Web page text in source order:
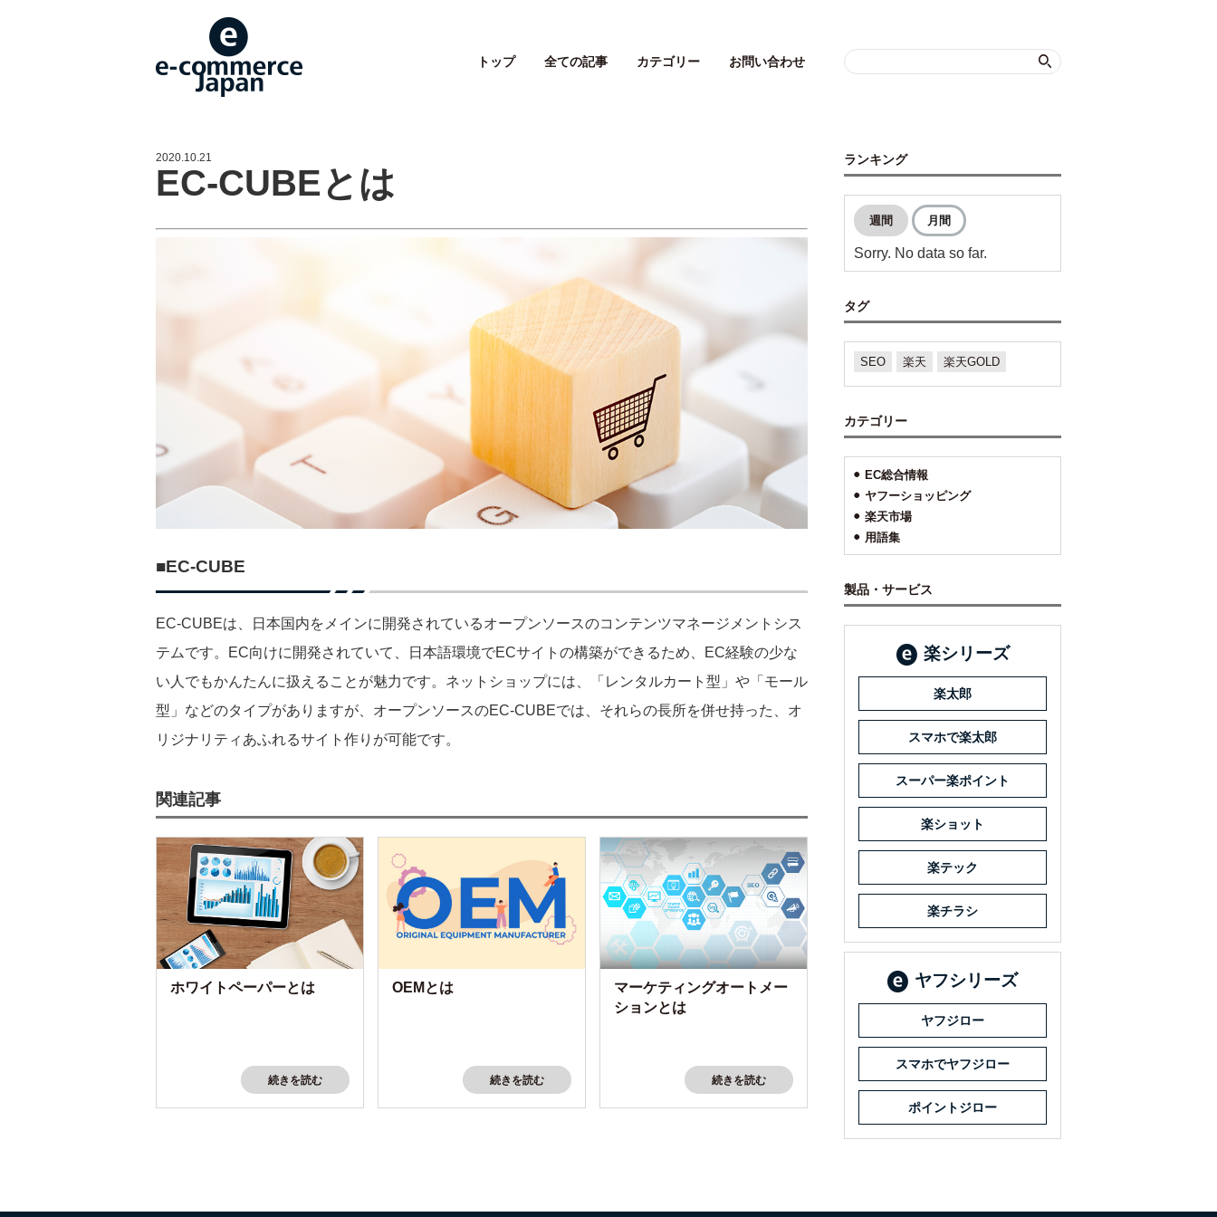
トップ 全ての記事 カテゴリー お問い合わせ
2020.10.21
EC-CUBEとは
■EC-CUBE
EC-CUBEは、日本国内をメインに開発されているオープンソースのコンテンツマネージメントシス
テムです。EC向けに開発されていて、日本語環境でECサイトの構築ができるため、EC経験の少な
い人でもかんたんに扱えることが魅力です。ネットショップには、「レンタルカート型」や「モール
型」などのタイプがありますが、オープンソースのEC-CUBEでは、それらの長所を併せ持った、オ
リジナリティあふれるサイト作りが可能です。
関連記事
ホワイトペーパーとは
続きを読む
OEMとは
続きを読む
マーケティングオートメー
ションとは
続きを読む
ランキング
週間 月間
Sorry. No data so far.
タグ
SEO 楽天 楽天GOLD
カテゴリー
EC総合情報
ヤフーショッピング
楽天市場
用語集
製品・サービス
楽シリーズ
楽太郎
スマホで楽太郎
スーパー楽ポイント
楽ショット
楽テック
楽チラシ
ヤフシリーズ
ヤフジロー
スマホでヤフジロー
ポイントジロー